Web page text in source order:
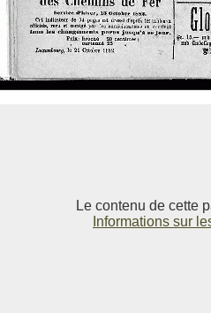
Le contenu de cette
Informations sur